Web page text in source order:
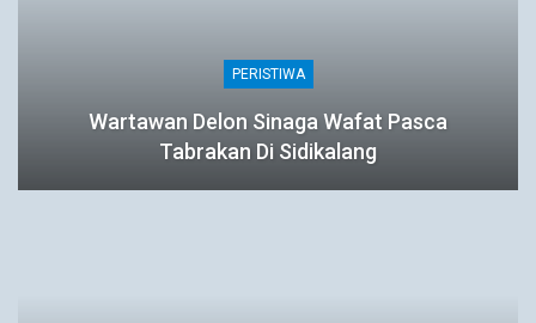
PERISTIWA
Wartawan Delon Sinaga Wafat Pasca
Tabrakan Di Sidikalang